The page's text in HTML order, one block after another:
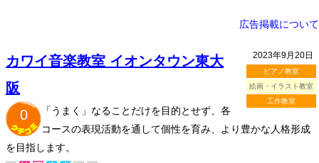
広告掲載について
2023年9月20日
ピアノ教室
絵画・イラスト教室
工作教室
カワイ音楽教室 イオンタウン東大
阪
0
「うまく」なることだけを目的とせず、各
コースの表現活動を通して個性を育み、より豊かな人格形成
を目指します。